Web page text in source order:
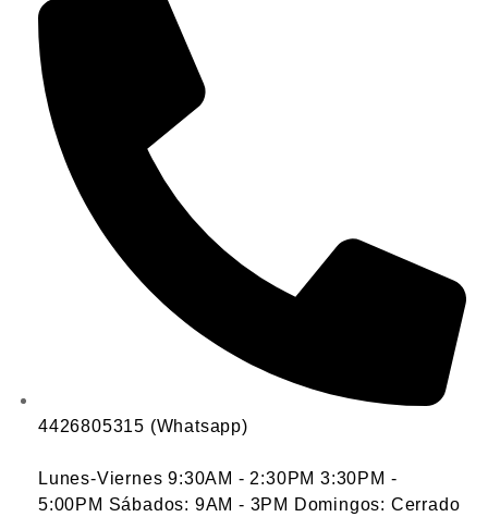
4426805315 (Whatsapp)
Lunes-Viernes 9:30AM - 2:30PM 3:30PM -
5:00PM Sábados: 9AM - 3PM Domingos: Cerrado